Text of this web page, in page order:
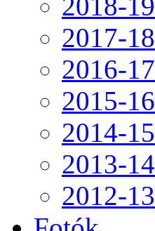
2017-18
2016-17
2015-16
2014-15
2013-14
2012-13